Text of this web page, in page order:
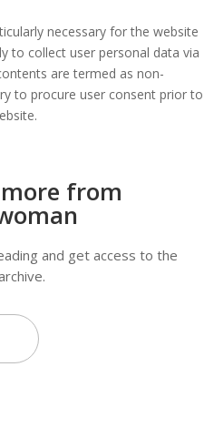
necessary for the website
to collect user personal data via
are termed as non-
to procure user consent prior to
from
and get access to the